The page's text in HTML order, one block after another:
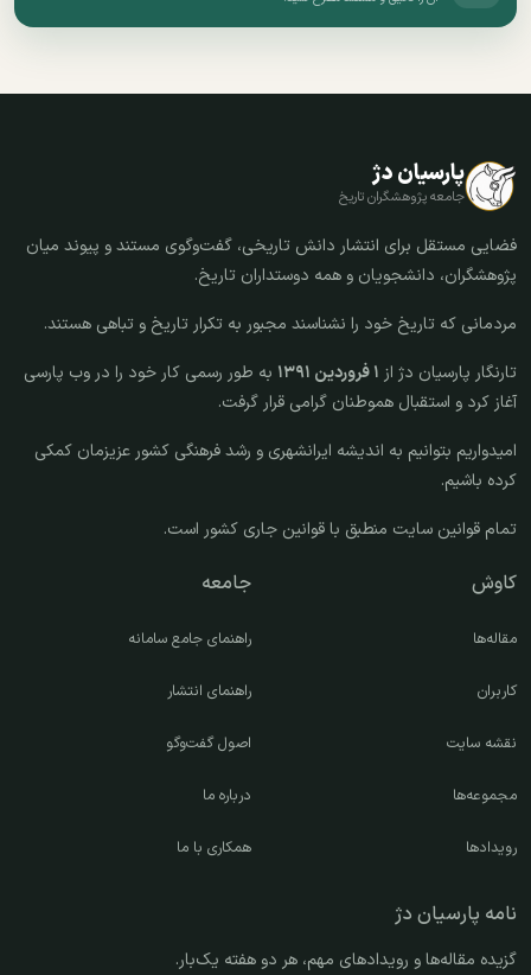
پارسیان دژ
جامعه پژوهشگران تاریخ
فضایی مستقل برای انتشار دانش تاریخی، گفت‌وگوی مستند و پیوند میان
پژوهشگران، دانشجویان و همه دوستداران تاریخ.
مردمانی که تاریخ خود را نشناسند مجبور به تکرار تاریخ و تباهی هستند.
تارنگار پارسیان دژ از ۱ فروردین ۱۳۹۱
به طور رسمی کار خود را در وب پارسی
آغاز کرد و استقبال هموطنان گرامی قرار گرفت.
امیدواریم بتوانیم به اندیشه ایرانشهری و رشد فرهنگی کشور عزیزمان کمکی
کرده باشیم.
تمام قوانین سایت منطبق با قوانین جاری کشور است.
کاوش
مقاله‌ها
کاربران
نقشه سایت
مجموعه‌ها
رویدادها
جامعه
راهنمای جامع سامانه
راهنمای انتشار
اصول گفت‌وگو
درباره ما
همکاری با ما
نامه پارسیان دژ
گزیده مقاله‌ها و رویدادهای مهم، هر دو هفته یک‌بار.